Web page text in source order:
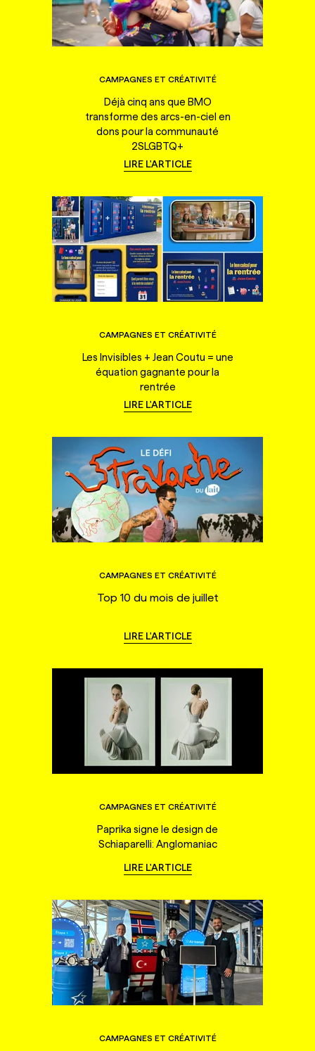
CAMPAGNES ET CRÉATIVITÉ
Déjà cinq ans que BMO
transforme des arcs-en-ciel en
dons pour la communauté
2SLGBTQ+
LIRE L'ARTICLE
CAMPAGNES ET CRÉATIVITÉ
Les Invisibles + Jean Coutu = une
équation gagnante pour la
rentrée
LIRE L'ARTICLE
CAMPAGNES ET CRÉATIVITÉ
Top 10 du mois de juillet
LIRE L'ARTICLE
CAMPAGNES ET CRÉATIVITÉ
Paprika signe le design de
Schiaparelli: Anglomaniac
LIRE L'ARTICLE
CAMPAGNES ET CRÉATIVITÉ